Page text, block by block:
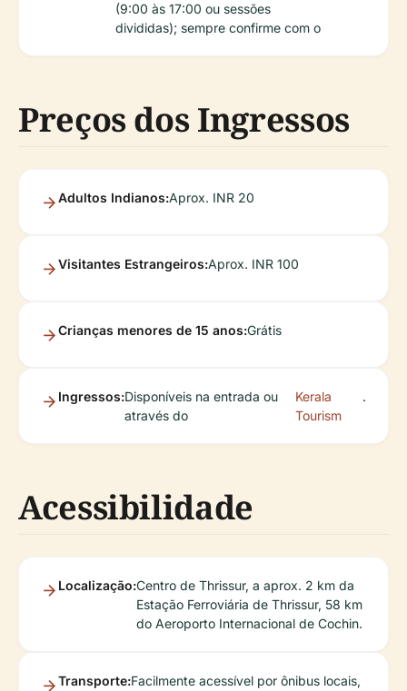
(9:00 às 17:00 ou sessões
divididas); sempre confirme com o
Preços dos Ingressos
Adultos Indianos:Aprox. INR 20
Visitantes Estrangeiros:Aprox. INR 100
Crianças menores de 15 anos:Grátis
Ingressos:Disponíveis na entrada ou
através do
Kerala
Tourism
.
Acessibilidade
Localização:Centro de Thrissur, a aprox. 2 km da
Estação Ferroviária de Thrissur, 58 km
do Aeroporto Internacional de Cochin.
Transporte:Facilmente acessível por ônibus locais,